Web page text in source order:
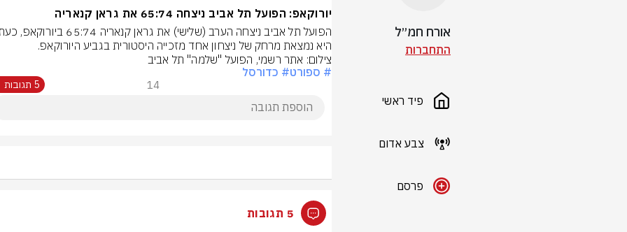
אורח חמ״ל
התחברות
פיד ראשי
צבע אדום
פרסם
יורוקאפ: הפועל תל אביב ניצחה 65:74 את גראן קנאריה
היא נמצאת מרחק של ניצחון אחד מזכייה היסטורית בגביע היורוקאפ.
צילום: אתר רשמי, הפועל "שלמה" תל אביב
# ספורט# כדורסל
14 5 תגובות
5 תגובות